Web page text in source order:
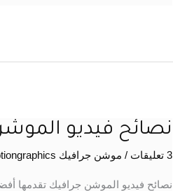
نصائح فيديو
3 تعليقات / موشن جرافيك motiongraphics
نصائح فيديو الموشن جرافيك
نصائح
جرافيك